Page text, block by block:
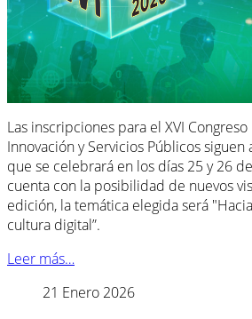
Las inscripciones para el XVI
Innovación y Servicios Públicos siguen
que se celebrará en los días 25 y 26
cuenta con la posibilidad de nuevos
edición, la temática elegida será
cultura digital”.
Leer más…
21 Enero 2026